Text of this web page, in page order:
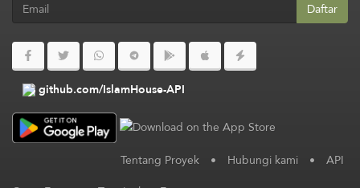
Daftar
github.com/IslamHouse-API
Tentang Proyek • Hubungi kami • API